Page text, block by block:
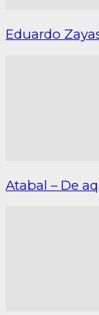
Eduardo
Atabal – De